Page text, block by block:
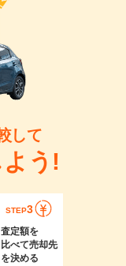
して
う!
STEP3
査定額を
比べて売却先
を決める